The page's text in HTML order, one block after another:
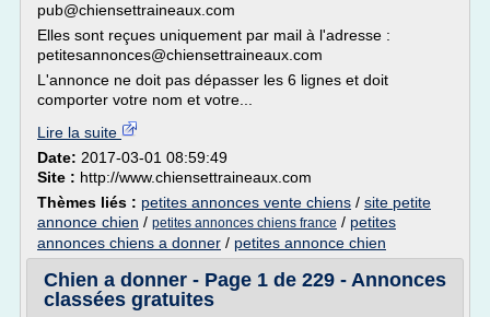
pub@chiensettraineaux.com
Elles sont reçues uniquement par mail à l'adresse :
petitesannonces@chiensettraineaux.com
L'annonce ne doit pas dépasser les 6 lignes et doit
comporter votre nom et votre...
Lire la suite
Date: 2017-03-01 08:59:49
Site : http://www.chiensettraineaux.com
Thèmes liés : petites annonces vente chiens / site petite
annonce chien / petites annonces chiens france / petites
annonces chiens a donner / petites annonce chien
Chien a donner - Page 1 de 229 - Annonces
classées gratuites